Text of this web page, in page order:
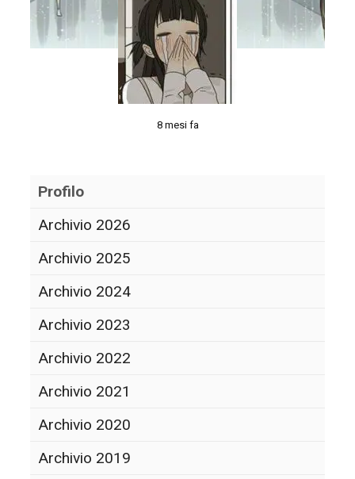
8 mesi fa
Profilo
Archivio 2026
Archivio 2025
Archivio 2024
Archivio 2023
Archivio 2022
Archivio 2021
Archivio 2020
Archivio 2019